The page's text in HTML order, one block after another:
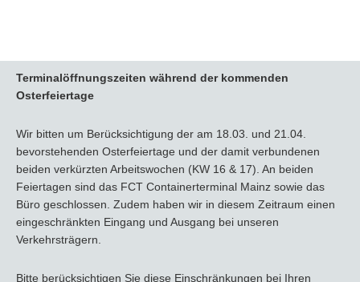
Terminalöffnungszeiten während der kommenden
Osterfeiertage
Wir bitten um Berücksichtigung der am 18.03. und 21.04.
bevorstehenden Osterfeiertage und der damit verbundenen
beiden verkürzten Arbeitswochen (KW 16 & 17). An beiden
Feiertagen sind das FCT Containerterminal Mainz sowie das
Büro geschlossen. Zudem haben wir in diesem Zeitraum einen
eingeschränkten Eingang und Ausgang bei unseren
Verkehrsträgern.
Bitte berücksichtigen Sie diese Einschränkungen bei Ihren